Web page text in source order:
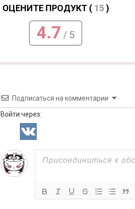
ОЦЕНИТЕ ПРОДУКТ ( 15)
4.7 / 5
Подписаться на комментарии
Войти через: